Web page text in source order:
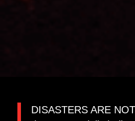
DISASTERS ARE